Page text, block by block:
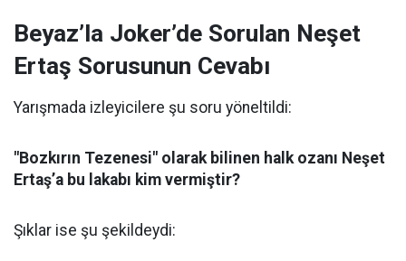
Beyaz’la Joker’de Sorulan Neşet
Ertaş Sorusunun Cevabı
Yarışmada izleyicilere şu soru yöneltildi:
"Bozkırın Tezenesi" olarak bilinen halk ozanı Neşet
Ertaş’a bu lakabı kim vermiştir?
Şıklar ise şu şekildeydi: